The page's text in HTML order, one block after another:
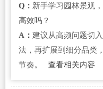
Q： 新手学习园林景观
高效吗？
A： 建议从高频问题切
法，再扩展到细分品类
节奏。
查看相关内容